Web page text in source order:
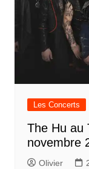
Les Concerts
The Hu au
novembre
Olivier